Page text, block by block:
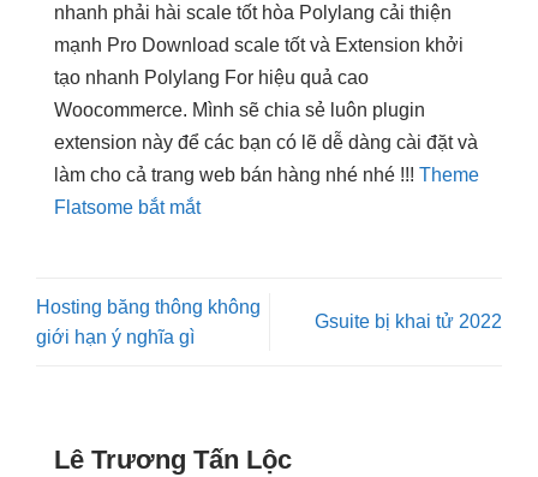
nhanh phải hài scale tốthòa Polylang cải thiện
mạnh Pro Download scale tốtvà Extension khởi
tạo nhanh Polylang For hiệu quả cao
Woocommerce. Mình sẽ chia sẻ luôn plugin
extension này để các bạn có lẽ dễ dàng cài đặt và
làm cho cả trang web bán hàng nhé nhé !!! Theme
Flatsome bắt mắt
Hosting băng thông không
giới hạn ý nghĩa gì
Gsuite bị khai tử 2022
Lê Trương Tấn Lộc